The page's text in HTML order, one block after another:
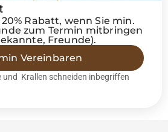
Rabatt, wenn Sie min.
zum Termin mitbringen
Freunde).
Vereinbaren
und Krallen schneiden inbegriffen